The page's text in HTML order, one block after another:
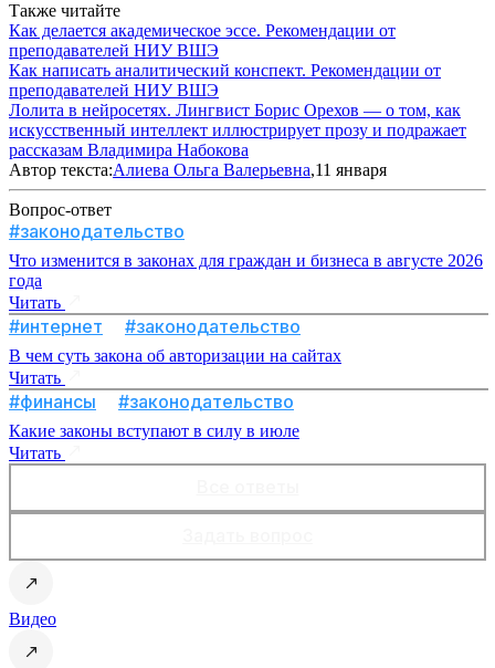
Также читайте
Как делается академическое эссе. Рекомендации от
преподавателей НИУ ВШЭ
Как написать аналитический конспект. Рекомендации от
преподавателей НИУ ВШЭ
Лолита в нейросетях. Лингвист Борис Орехов — о том, как
искусственный интеллект иллюстрирует прозу и подражает
рассказам Владимира Набокова
Автор текста:Алиева Ольга Валерьевна,11 января
Вопрос-ответ
#законодательство
Что изменится в законах для граждан и бизнеса в августе 2026
года
Читать
#интернет #законодательство
В чем суть закона об авторизации на сайтах
Читать
#финансы #законодательство
Какие законы вступают в силу в июле
Читать
Видео